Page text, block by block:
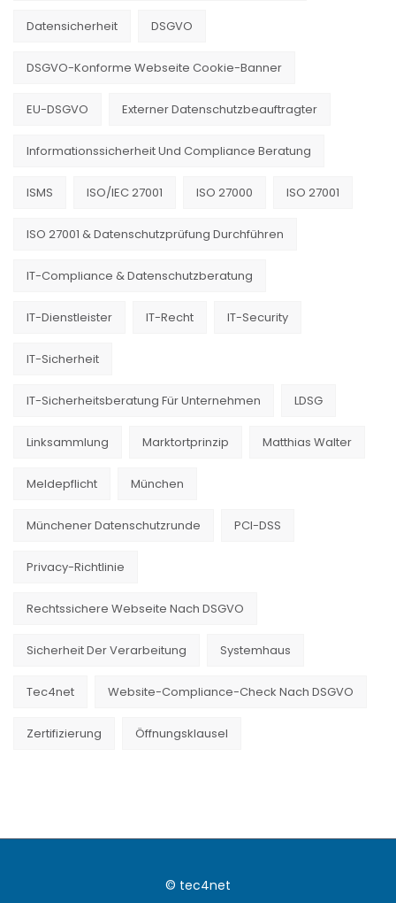
Datensicherheit DSGVO
DSGVO-Konforme Webseite Cookie-Banner
EU-DSGVO Externer Datenschutzbeauftragter
Informationssicherheit Und Compliance Beratung
ISMS ISO/IEC 27001 ISO 27000 ISO 27001
ISO 27001 & Datenschutzprüfung Durchführen
IT-Compliance & Datenschutzberatung
IT-Dienstleister IT-Recht IT-Security
IT-Sicherheit
IT-Sicherheitsberatung Für Unternehmen LDSG
Linksammlung Marktortprinzip Matthias Walter
Meldepflicht München
Münchener Datenschutzrunde PCI-DSS
Privacy-Richtlinie
Rechtssichere Webseite Nach DSGVO
Sicherheit Der Verarbeitung Systemhaus
Tec4net Website-Compliance-Check Nach DSGVO
Zertifizierung Öffnungsklausel
© tec4net